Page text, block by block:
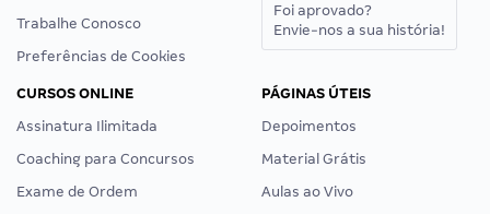
Trabalhe Conosco
Preferências de Cookies
Foi aprovado?
Envie-nos a sua história!
CURSOS ONLINE
Assinatura Ilimitada
Coaching para Concursos
Exame de Ordem
PÁGINAS ÚTEIS
Depoimentos
Material Grátis
Aulas ao Vivo